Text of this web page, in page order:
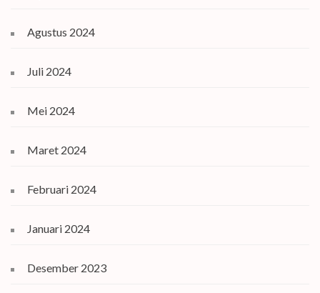
Agustus 2024
Juli 2024
Mei 2024
Maret 2024
Februari 2024
Januari 2024
Desember 2023